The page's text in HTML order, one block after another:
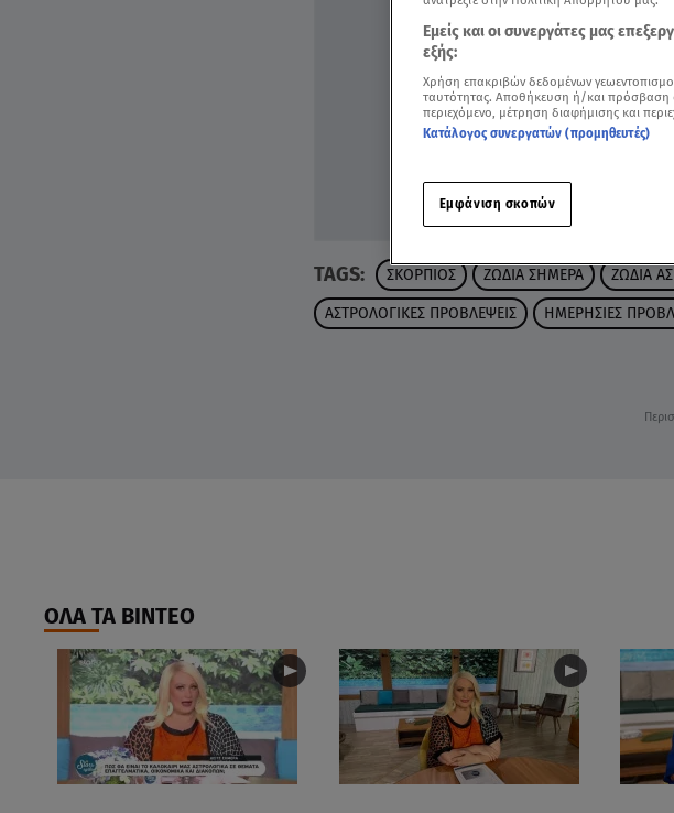
TAGS: ΣΚΟΡΠΙΟΣ ΖΩΔΙΑ ΣΗΜΕΡΑ ΖΩΔΙΑ
ΑΣΤΡΟΛΟΓΙΚΕΣ ΠΡΟΒΛΕΨΕΙΣ ΗΜΕΡΗΣΙΕΣ
ΟΛΑ ΤΑ ΒΙΝΤΕΟ
Εμείς και οι συνεργάτες μας
εξής:
Χρήση επακριβών δεδομένων
ταυτότητας. Αποθήκευση ή/και πρόσβαση
περιεχόμενο, μέτρηση διαφήμισης και
Κατάλογος συνεργατών (προμηθευτές)
Εμφάνιση σκοπών